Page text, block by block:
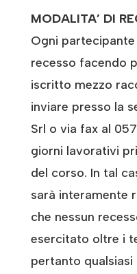
MODALITA’ DI
Ogni
recesso facendo
iscritto mezzo
inviare presso la
Srl o via fax al
giorni lavorativi
del corso. In tal
sarà interamente
che nessun
esercitato oltre i
pertanto qualsiasi